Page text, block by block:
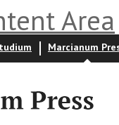
Area
Marcianum